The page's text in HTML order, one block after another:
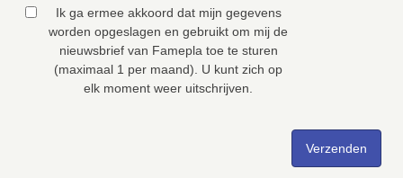
Ik ga ermee akkoord dat mijn gegevens
worden opgeslagen en gebruikt om mij de
nieuwsbrief van Famepla toe te sturen
(maximaal 1 per maand). U kunt zich op
elk moment weer uitschrijven.